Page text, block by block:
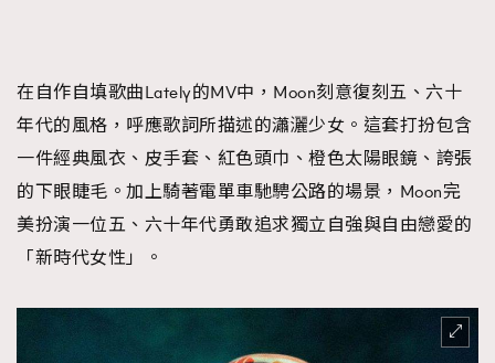
在自作自填歌曲Lately的MV中，Moon刻意復刻五、六十
年代的風格，呼應歌詞所描述的瀟灑少女。這套打扮包含
一件經典風衣、皮手套、紅色頭巾、橙色太陽眼鏡、誇張
的下眼睫毛。加上騎著電單車馳騁公路的場景，Moon完
美扮演一位五、六十年代勇敢追求獨立自強與自由戀愛的
「新時代女性」。